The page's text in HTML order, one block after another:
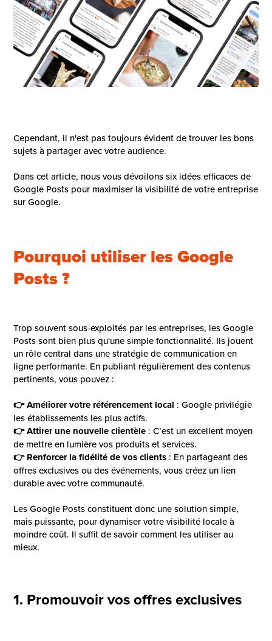
Cependant, il n'est pas toujours évident de trouver les bons
sujets à partager avec votre audience.
Dans cet article, nous vous dévoilons six idées efficaces de
Google Posts pour maximiser la visibilité de votre entreprise
sur Google.
Pourquoi utiliser les Google
Posts ?
Trop souvent sous-exploités par les entreprises, les Google
Posts sont bien plus qu'une simple fonctionnalité. Ils jouent
un rôle central dans une stratégie de communication en
ligne performante. En publiant régulièrement des contenus
pertinents, vous pouvez :
👉 Améliorer votre référencement local : Google privilégie
les établissements les plus actifs.
👉 Attirer une nouvelle clientèle : C’est un excellent moyen
de mettre en lumière vos produits et services.
👉 Renforcer la fidélité de vos clients : En partageant des
offres exclusives ou des événements, vous créez un lien
durable avec votre communauté.
Les Google Posts constituent donc une solution simple,
mais puissante, pour dynamiser votre visibilité locale à
moindre coût. Il suffit de savoir comment les utiliser au
mieux.
1. Promouvoir vos offres exclusives